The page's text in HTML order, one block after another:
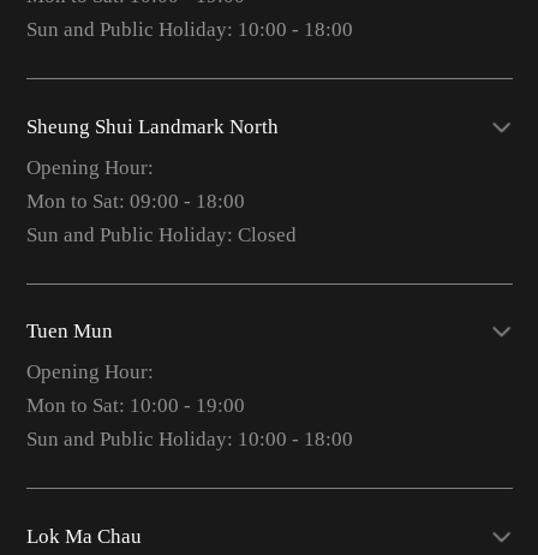
Sun and Public Holiday: 10:00 - 18:00
Sheung Shui Landmark North
Opening Hour:
Mon to Sat: 09:00 - 18:00
Sun and Public Holiday: Closed
Tuen Mun
Opening Hour:
Mon to Sat: 10:00 - 19:00
Sun and Public Holiday: 10:00 - 18:00
Lok Ma Chau